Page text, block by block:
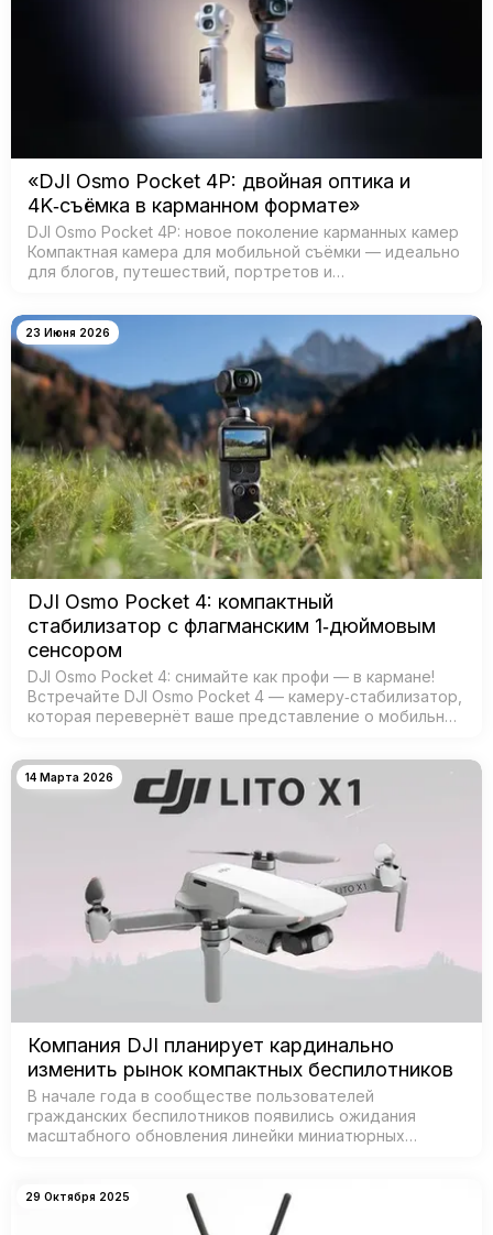
«DJI Osmo Pocket 4P: двойная оптика и
4K‑съёмка в карманном формате»
DJI Osmo Pocket 4P: новое поколение карманных камер
Компактная камера для мобильной съёмки — идеально
для блогов, путешествий, портретов и
двойная система камер: ш…
23 Июня 2026
DJI Osmo Pocket 4: компактный
стабилизатор с флагманским 1‑дюймовым
сенсором
DJI Osmo Pocket 4: снимайте как профи — в кармане!
Встречайте DJI Osmo Pocket 4 — камеру‑стабилизатор,
которая перевернёт ваше представление о мобильной
теперь проф…
14 Марта 2026
Компания DJI планирует кардинально
изменить рынок компактных беспилотников
В начале года в сообществе пользователей
гражданских беспилотников появились ожидания
масштабного обновления линейки миниатюрных
29 Октября 2025